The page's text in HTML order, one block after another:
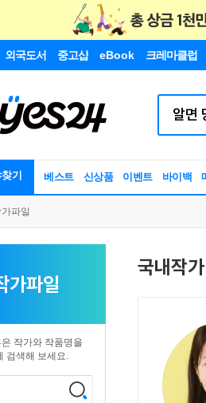
외국도서 중고샵 eBook 크레마클럽
기 베스트 신상품 이벤트 바이백
파일
가파일
작가와 작품명을
검색해 보세요.
국내작가